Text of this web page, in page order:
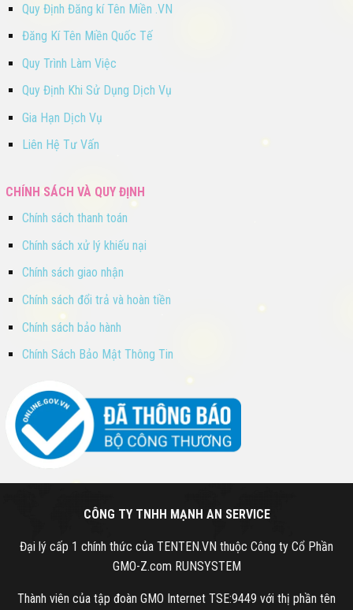
Quy Định Đăng kí Tên Miền .VN
Đăng Kí Tên Miền Quốc Tế
Quy Trình Làm Việc
Quy Định Khi Sử Dụng Dịch Vụ
Gia Hạn Dịch Vụ
Liên Hệ Tư Vấn
CHÍNH SÁCH VÀ QUY ĐỊNH
Chính sách thanh toán
Chính sách xử lý khiếu nại
Chính sách giao nhận
Chính sách đổi trả và hoàn tiền
Chính sách bảo hành
Chính Sách Bảo Mật Thông Tin
CÔNG TY TNHH MẠNH AN SERVICE
Đại lý cấp 1 chính thức của TENTEN.VN thuộc Công ty Cổ Phần
GMO-Z.com RUNSYSTEM
Thành viên của tập đoàn GMO Internet TSE:9449 với thị phần tên